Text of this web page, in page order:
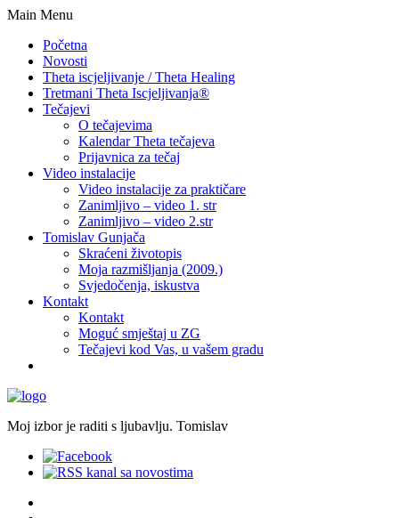
Main Menu
Početna
Novosti
Theta iscjeljivanje / Theta Healing
Tretmani Theta Iscjeljivanja®
Tečajevi
O tečajevima
Kalendar Theta tečajeva
Prijavnica za tečaj
Video instalacije
Video instalacije za praktičare
Zanimljivo – video 1. str
Zanimljivo – video 2.str
Tomislav Gunjača
Skraćeni životopis
Moja razmišljanja (2009.)
Svjedočenja, iskustva
Kontakt
Kontakt
Moguć smještaj u ZG
Tečajevi kod Vas, u vašem gradu
Moj izbor je raditi s ljubavlju. Tomislav